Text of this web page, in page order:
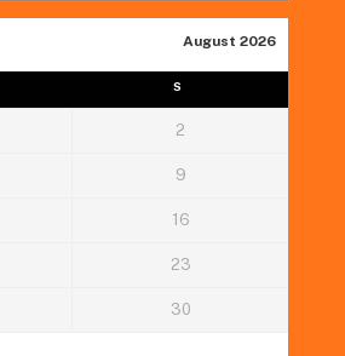
August 2026
S
2
9
16
23
30